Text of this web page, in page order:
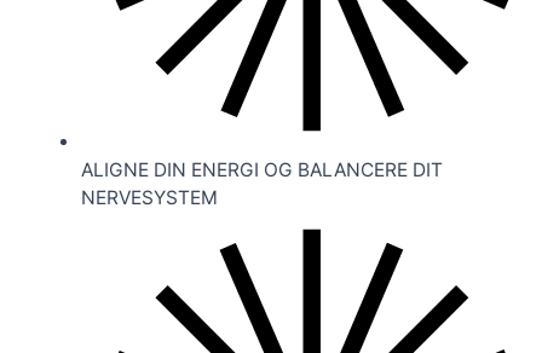
ALIGNE DIN ENERGI OG BALANCERE DIT
NERVESYSTEM